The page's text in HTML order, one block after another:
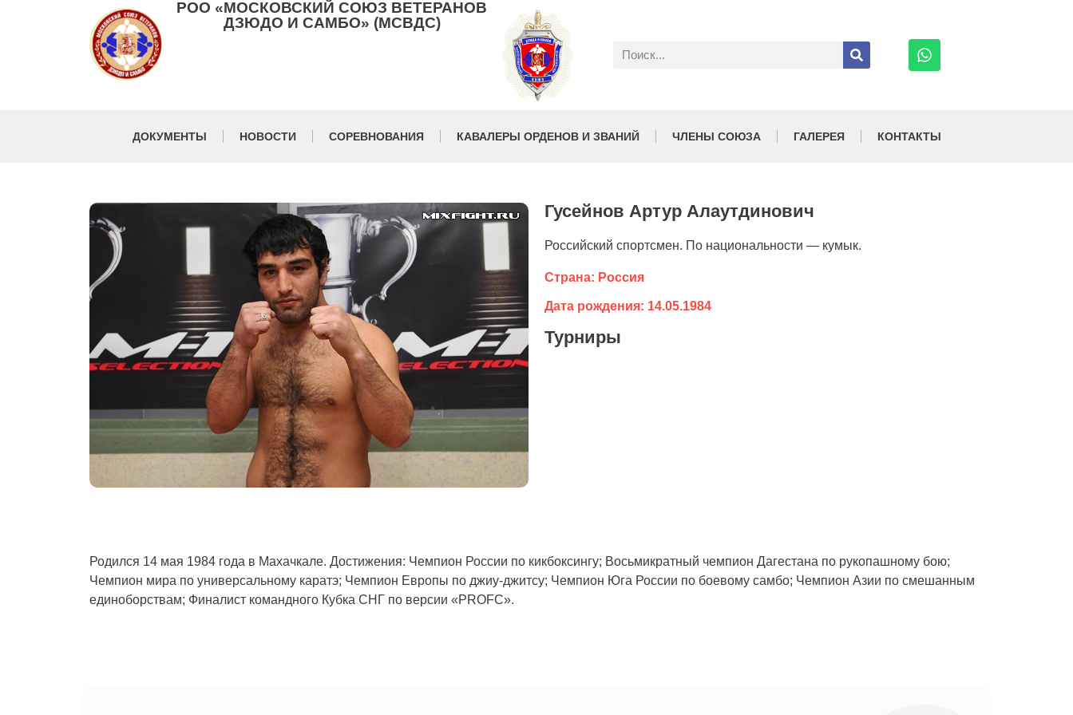
РОО «МОСКОВСКИЙ СОЮЗ ВЕТЕРАНОВ
ДЗЮДО И САМБО» (МСВДС)
ДОКУМЕНТЫ НОВОСТИ СОРЕВНОВАНИЯ КАВАЛЕРЫ ОРДЕНОВ И ЗВАНИЙ ЧЛЕНЫ СОЮЗА ГАЛЕРЕЯ КОНТАКТЫ
Гусейнов Артур Алаутдинович
Российский спортсмен. По национальности — кумык.
Страна: Россия
Дата рождения: 14.05.1984
Турниры
Родился 14 мая 1984 года в Махачкале. Достижения: Чемпион России по кикбоксингу; Восьмикратный чемпион Дагестана по рукопашному бою;
Чемпион мира по универсальному каратэ; Чемпион Европы по джиу-джитсу; Чемпион Юга России по боевому самбо; Чемпион Азии по смешанным
единоборствам; Финалист командного Кубка СНГ по версии «PROFC».